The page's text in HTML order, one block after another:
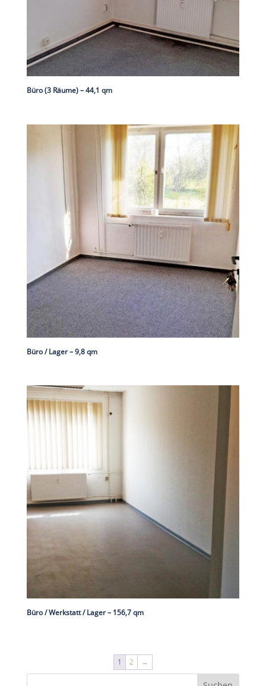
Büro (3 Räume) – 44,1 qm
Büro / Lager – 9,8 qm
Büro / Werkstatt / Lager – 156,7 qm
1 2 →